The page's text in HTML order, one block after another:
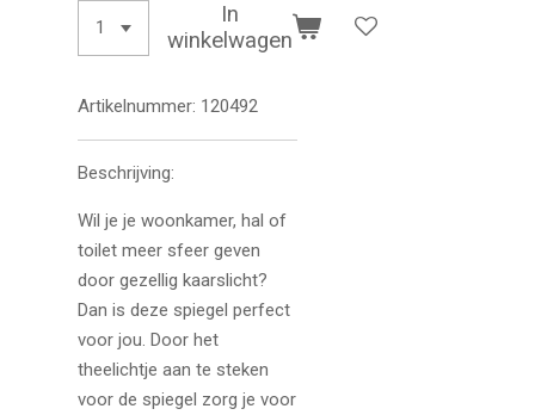
In
winkelwagen
Artikelnummer: 120492
Beschrijving:
Wil je je woonkamer, hal of
toilet meer sfeer geven
door gezellig kaarslicht?
Dan is deze spiegel perfect
voor jou. Door het
theelichtje aan te steken
voor de spiegel zorg je voor